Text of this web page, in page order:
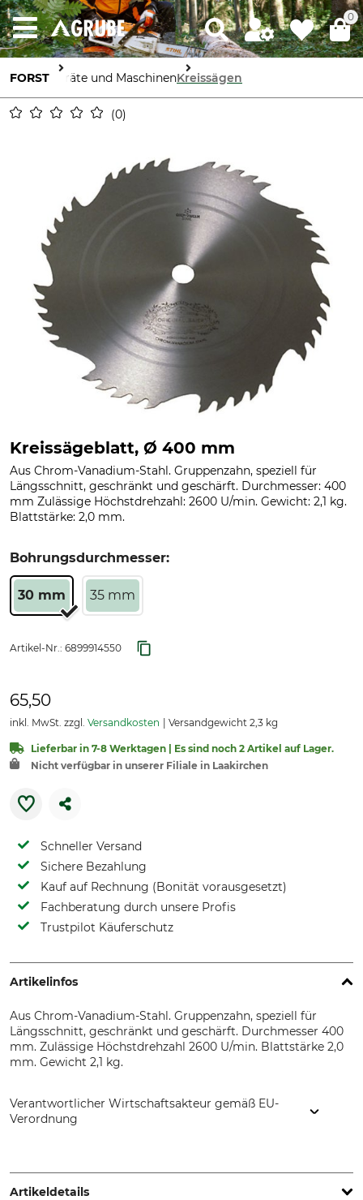
0
FORST Geräte und MaschinenKreissägen
0
Kreissägeblatt, Ø 400 mm
Aus Chrom-Vanadium-Stahl. Gruppenzahn, speziell für
Längsschnitt, geschränkt und geschärft. Durchmesser: 400
mm Zulässige Höchstdrehzahl: 2600 U/min. Gewicht: 2,1 kg.
Blattstärke: 2,0 mm.
Bohrungsdurchmesser:
30 mm 35 mm
Artikel-Nr.: 6899914550
65,50
inkl. MwSt. zzgl. Versandkosten Versandgewicht 2,3 kg
Lieferbar in 7-8 Werktagen | Es sind noch 2 Artikel auf Lager.
Nicht verfügbar in unserer Filiale in Laakirchen
Schneller Versand
Sichere Bezahlung
Kauf auf Rechnung (Bonität vorausgesetzt)
Fachberatung durch unsere Profis
Trustpilot Käuferschutz
Artikelinfos
Aus Chrom-Vanadium-Stahl. Gruppenzahn, speziell für
Längsschnitt, geschränkt und geschärft. Durchmesser 400
mm. Zulässige Höchstdrehzahl 2600 U/min. Blattstärke 2,0
mm. Gewicht 2,1 kg.
Verantwortlicher Wirtschaftsakteur gemäß EU-
Verordnung
42349 Wuppertal, Germany, kr.werkzeuge@t-online.de
Artikeldetails